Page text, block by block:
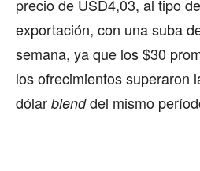
precio de USD4,03, al tipo
exportación, con una suba
semana, ya que los $30
los ofrecimientos superaron
dólar blenddel mismo